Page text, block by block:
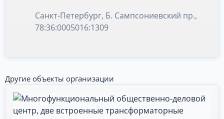
Санкт-Петербург, Б. Сампсониевский пр.,
78:36:0005016:1309
Другие объекты организации